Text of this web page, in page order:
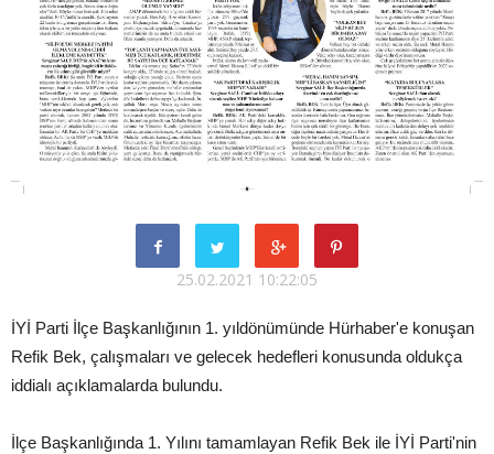
25.02.2021 10:22:05
İYİ Parti İlçe Başkanlığının 1. yıldönümünde Hürhaber'e konuşan
Refik Bek, çalışmaları ve gelecek hedefleri konusunda oldukça
iddialı açıklamalarda bulundu.
İlçe Başkanlığında 1. Yılını tamamlayan Refik Bek ile İYİ Parti'nin